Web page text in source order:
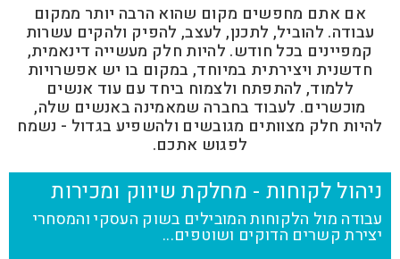
אם אתם מחפשים מקום שהוא הרבה יותר ממקום
עבודה. להוביל, לתכנן, לעצב, להפיק ולהקים עשרות
קמפיינים בכל חודש. להיות חלק מעשייה דינאמית,
חדשנית ויצירתית במיוחד, במקום בו יש אפשרויות
ללמוד, להתפתח ולצמוח ביחד עם עוד אנשים
מוכשרים. לעבוד בחברה שמאמינה באנשים שלה,
להיות חלק מצוותים מגובשים ולהשפיע בגדול - נשמח
לפגוש אתכם.
ניהול לקוחות - מחלקת שיווק ומכירות
עבודה מול הלקוחות המובילים בשוק העסקי והמסחרי
יצירת קשרים הדוקים ושוטפים...